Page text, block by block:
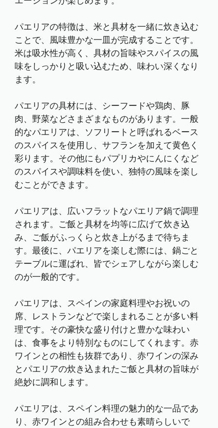
パエリアの特徴は、米と具材を一緒に炊き込む
ことで、風味豊かな一皿が完成することです。
米は吸水性が高く、具材の旨味やスパイスの風
味をしっかりと吸い込むため、味わい深くなり
ます。
パエリアの具材には、シーフードや鶏肉、豚
肉、野菜などさまざまなものがあります。一般
的なパエリアは、ソフリートと呼ばれるベース
のスパイスを使用し、サフランを加えて黄色く
彩ります。その他にもパプリカやにんにくなど
のスパイスや調味料を使い、独特の風味を楽し
むことができます。
パエリアは、広いフラットなパエリア鍋で調理
されます。ご飯と具材を均等に広げて炊き込
み、ご飯がふっくらと炊き上がるまで待ちま
す。最後に、パエリアを楽しむ際には、鍋ごと
テーブルに運ばれ、皆でシェアしながら楽しむ
のが一般的です。
パエリアは、スペインの家庭料理やお祝いの
席、レストランなどで楽しまれることが多い料
理です。その豪快な盛り付けと豊かな味わい
は、食事をより特別なものにしてくれます。赤
ワインとの相性も抜群であり、赤ワインの深み
とパエリアの炊き込まれたご飯と具材の旨味が
絶妙に調和します。
パエリアは、スペイン料理の魅力的な一品であ
り、赤ワインとの組み合わせも素晴らしいで